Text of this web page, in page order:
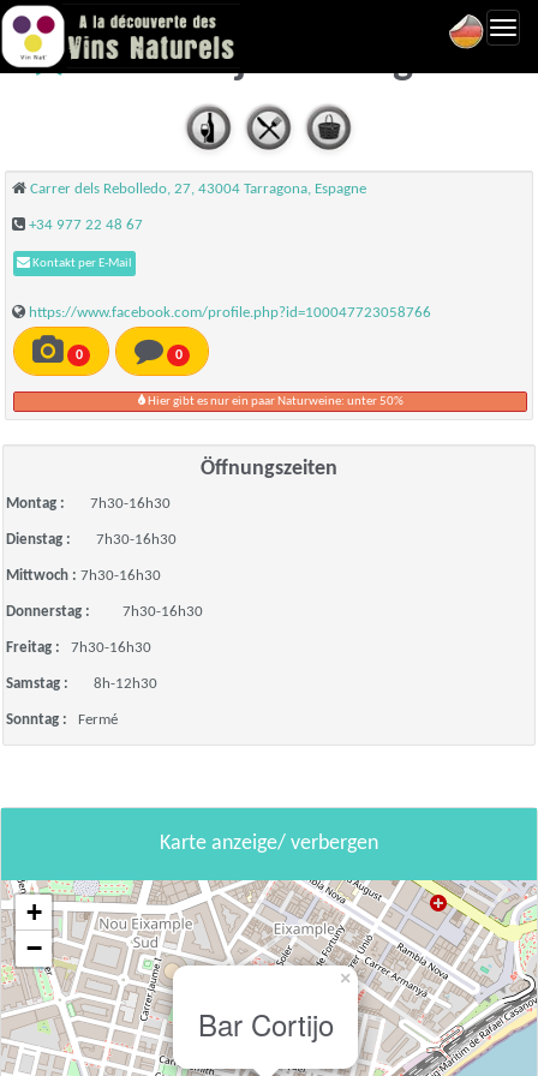
Bar Cortijo - Tarragona
Carrer dels Rebolledo, 27, 43004 Tarragona, Espagne
+34 977 22 48 67
Kontakt per E-Mail
https://www.facebook.com/profile.php?id=100047723058766
0 0
Hier gibt es nur ein paar Naturweine: unter 50%
Öffnungszeiten
Montag : 7h30-16h30
Dienstag : 7h30-16h30
Mittwoch : 7h30-16h30
Donnerstag : 7h30-16h30
Freitag : 7h30-16h30
Samstag : 8h-12h30
Sonntag : Fermé
Karte anzeige/ verbergen
Bar Cortijo
×
+
−